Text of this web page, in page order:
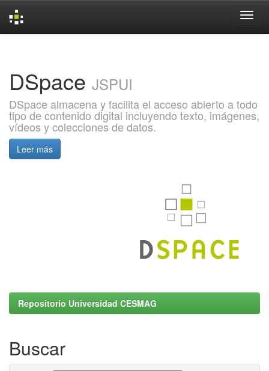
DSpace JSPUI
DSpace almacena y facilita el acceso abierto a todo
tipo de contenido digital incluyendo texto, imágenes,
vídeos y colecciones de datos.
Leer más
Repositorio Universidad CESMAG
Buscar